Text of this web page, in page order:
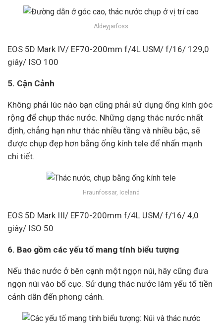
Aldeyjarfoss
EOS 5D Mark IV/ EF70-200mm f/4L USM/ f/16/ 129,0
giây/ ISO 100
5. Cận Cảnh
Không phải lúc nào bạn cũng phải sử dụng ống kính góc
rộng để chụp thác nước. Những dạng thác nước nhất
định, chẳng hạn như thác nhiều tầng và nhiều bậc, sẽ
được chụp đẹp hơn bằng ống kính tele để nhấn mạnh
chi tiết.
Hraunfossar, Iceland
EOS 5D Mark III/ EF70-200mm f/4L USM/ f/16/ 4,0
giây/ ISO 50
6. Bao gồm các yếu tố mang tính biểu tượng
Nếu thác nước ở bên cạnh một ngọn núi, hãy cũng đưa
ngọn núi vào bố cục. Sử dụng thác nước làm yếu tố tiền
cảnh dẫn đến phong cảnh.